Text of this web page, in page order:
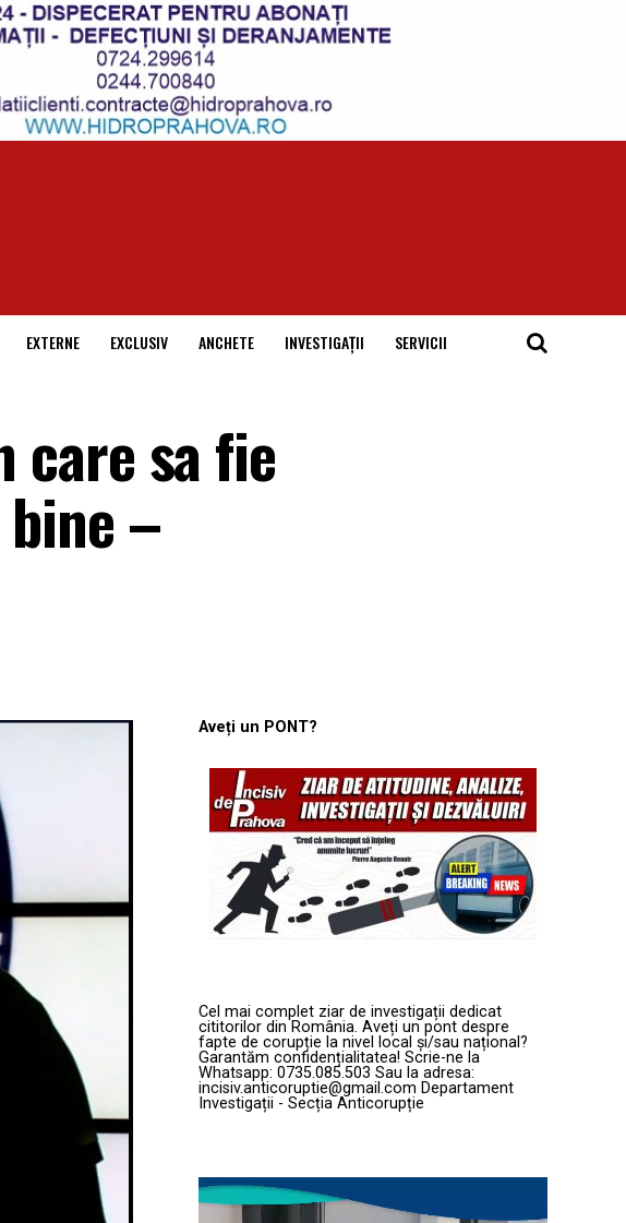
EXTERNE EXCLUSIV ANCHETE INVESTIGAȚII SERVICII
care sa fie
–
Aveți un PONT?
Cel mai complet ziar de investigații dedicat
cititorilor din România. Aveți un pont despre
fapte de corupție la nivel local și/sau național?
Garantăm confidențialitatea! Scrie-ne la
Whatsapp: 0735.085.503 Sau la adresa:
incisiv.anticoruptie@gmail.com Departament
Investigații - Secția Anticorupție
Player
video